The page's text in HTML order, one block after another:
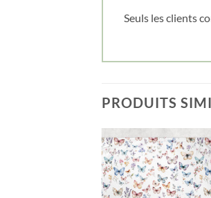
Seuls les clients
PRODUITS